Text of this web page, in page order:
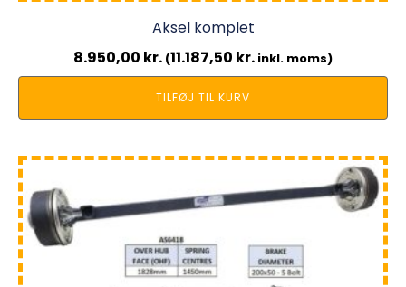
Aksel komplet
8.950,00 kr. (11.187,50 kr. inkl. moms)
TILFØJ TIL KURV